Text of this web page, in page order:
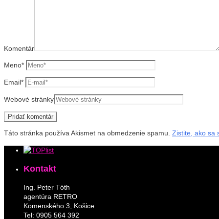
Komentár
Meno*
Email*
Webové stránky
Táto stránka používa Akismet na obmedzenie spamu. Zistite, ako sa
Kontakt
Ing. Peter Tóth
agentúra RETRO
Komenského 3, Košice
Tel: 0905 564 392